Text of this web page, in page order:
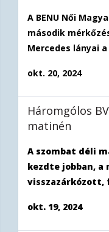
A BENU Női
második
Mercedes lányai a
okt. 20, 2024
Háromgólos
matinén
A szombat déli
kezdte jobban, a
okt. 19, 2024